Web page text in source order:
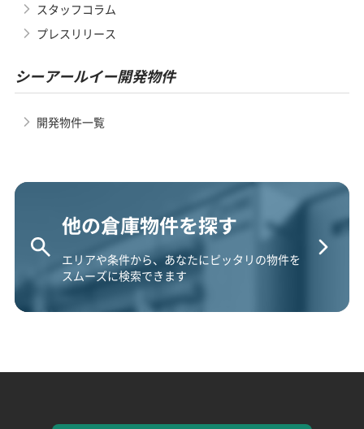
スタッフコラム
プレスリリース
シーアールイー開発物件
開発物件一覧
他の倉庫物件を探す
エリアや条件から、あなたにピッタリの物件を
スムーズに検索できます